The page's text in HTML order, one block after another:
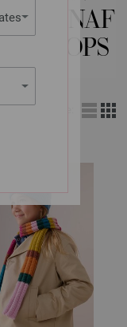
(VANAF
& LOOPS